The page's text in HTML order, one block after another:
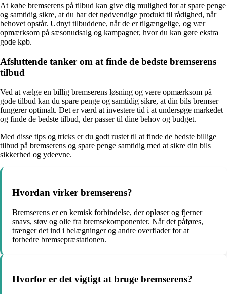
At købe bremserens på tilbud kan give dig mulighed for at spare penge
og samtidig sikre, at du har det nødvendige produkt til rådighed, når
behovet opstår. Udnyt tilbuddene, når de er tilgængelige, og vær
opmærksom på sæsonudsalg og kampagner, hvor du kan gøre ekstra
gode køb.
Afsluttende tanker om at finde de bedste bremserens
tilbud
Ved at vælge en billig bremserens løsning og være opmærksom på
gode tilbud kan du spare penge og samtidig sikre, at din bils bremser
fungerer optimalt. Det er værd at investere tid i at undersøge markedet
og finde de bedste tilbud, der passer til dine behov og budget.
Med disse tips og tricks er du godt rustet til at finde de bedste billige
tilbud på bremserens og spare penge samtidig med at sikre din bils
sikkerhed og ydeevne.
Hvordan virker bremserens?
Bremserens er en kemisk forbindelse, der opløser og fjerner
snavs, støv og olie fra bremsekomponenter. Når det påføres,
trænger det ind i belægninger og andre overflader for at
forbedre bremsepræstationen.
Hvorfor er det vigtigt at bruge bremserens?